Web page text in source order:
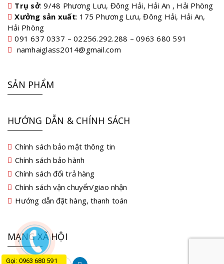
Trụ sở: 9/48 Phương Lưu, Đông Hải, Hải An , Hải Phòng
Xưởng sản xuất: 175 Phương Lưu, Đông Hải, Hải An,
Hải Phòng
091 637 0337 – 02256.292.288 – 0963 680 591
namhaiglass2014@gmail.com
SẢN PHẨM
HƯỚNG DẪN & CHÍNH SÁCH
Chính sách bảo mật thông tin
Chính sách bảo hành
Chính sách đổi trả hàng
Chính sách vận chuyển/giao nhận
Hướng dẫn đặt hàng, thanh toán
MẠNG XÃ HỘI
Gọi: 0963 680 591